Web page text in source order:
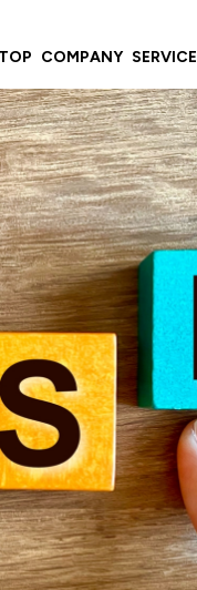
COMPANY SERVICE